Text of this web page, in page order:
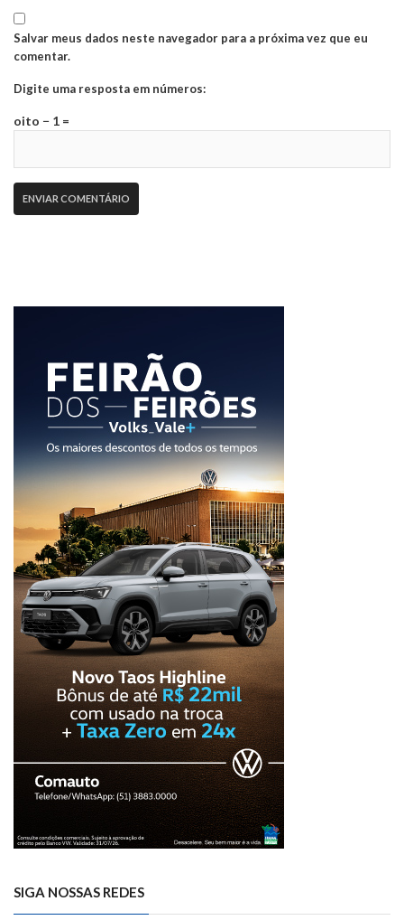
Salvar meus dados neste navegador para a próxima vez que eu
comentar.
Digite uma resposta em números:
oito − 1 =
SIGA NOSSAS REDES